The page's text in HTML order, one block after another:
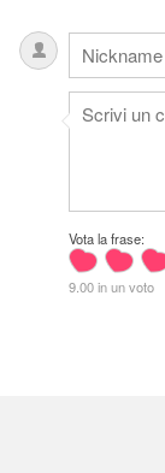
Vota la frase:
9.00 in un voto